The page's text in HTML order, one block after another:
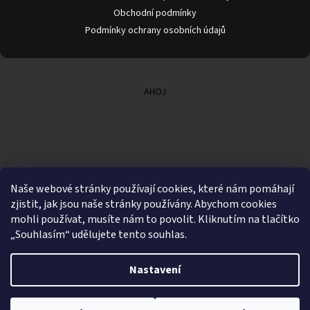
Naše webové stránky používají cookies, které nám pomáhají
zjistit, jak jsou naše stránky používány. Abychom cookies
mohli používat, musíte nám to povolit. Kliknutím na tlačítko
„Souhlasím“ udělujete tento souhlas.
Nastavení
Obchodní podmínky
Podmínky ochrany osobních údajů
AHOJ
Vytvořil Shoptet